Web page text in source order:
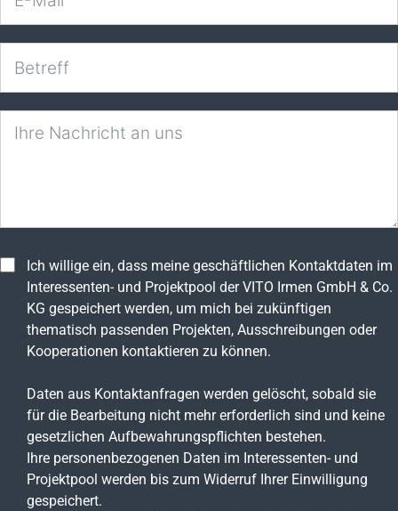
Ich willige ein, dass meine geschäftlichen Kontaktdaten im
Interessenten- und Projektpool der VITO Irmen GmbH & Co.
KG gespeichert werden, um mich bei zukünftigen
thematisch passenden Projekten, Ausschreibungen oder
Kooperationen kontaktieren zu können.
Daten aus Kontaktanfragen werden gelöscht, sobald sie
für die Bearbeitung nicht mehr erforderlich sind und keine
gesetzlichen Aufbewahrungspflichten bestehen.
Ihre personenbezogenen Daten im Interessenten- und
Projektpool werden bis zum Widerruf Ihrer Einwilligung
gespeichert.